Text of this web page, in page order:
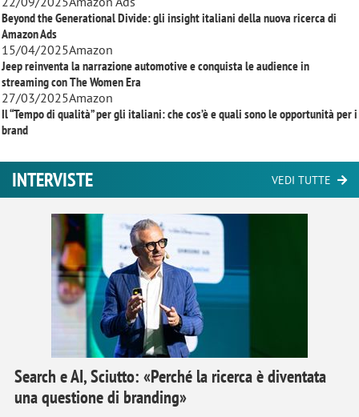
Beyond the Generational Divide: gli insight italiani della nuova ricerca di
Amazon Ads
15/04/2025Amazon
Jeep reinventa la narrazione automotive e conquista le audience in
streaming conThe Women Era
27/03/2025Amazon
Il “Tempo di qualità” per gli italiani: che cos’è e quali sono le opportunità per i
brand
INTERVISTE VEDI TUTTE
Search e AI, Sciutto: «Perché la ricerca è diventata
una questione di branding»